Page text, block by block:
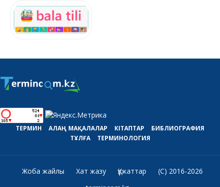
ТЕРМИН АЛАҢ МАҚАЛАЛАР КІТАПТАР
БИБЛИОГРАФИЯ
ТҰЛҒА
ТЕРМИНОЛОГИЯ
Жоба жайлы Хат жазу Құжаттар
(C) 2016-2026